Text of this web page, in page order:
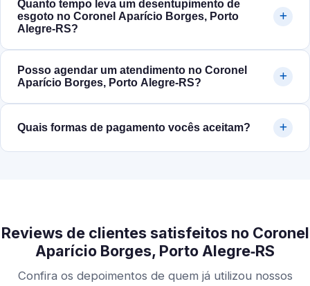
Quanto tempo leva um desentupimento de
esgoto no Coronel Aparício Borges, Porto
Alegre‑RS?
Posso agendar um atendimento no Coronel
Aparício Borges, Porto Alegre‑RS?
Quais formas de pagamento vocês aceitam?
Reviews de clientes satisfeitos no Coronel
Aparício Borges, Porto Alegre‑RS
Confira os depoimentos de quem já utilizou nossos